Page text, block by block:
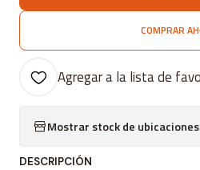
COMPRAR
Agregar a la lista de
Mostrar stock de ubicaciones
DESCRIPCIÓN